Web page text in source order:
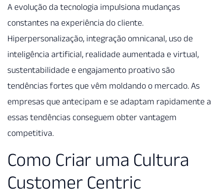
A evolução da tecnologia impulsiona mudanças
constantes na experiência do cliente.
Hiperpersonalização, integração omnicanal, uso de
inteligência artificial, realidade aumentada e virtual,
sustentabilidade e engajamento proativo são
tendências fortes que vêm moldando o mercado. As
empresas que antecipam e se adaptam rapidamente a
essas tendências conseguem obter vantagem
competitiva.
Como Criar uma Cultura
Customer Centric